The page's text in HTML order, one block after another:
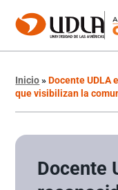
Inicio»Docente UDLA
que visibilizan la
Docente